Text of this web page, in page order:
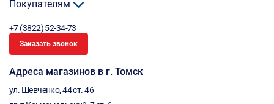
Покупателям
+7 (3822) 52-34-73
Заказать звонок
Адреса магазинов в г. Томск
ул. Шевченко, 44 ст. 46